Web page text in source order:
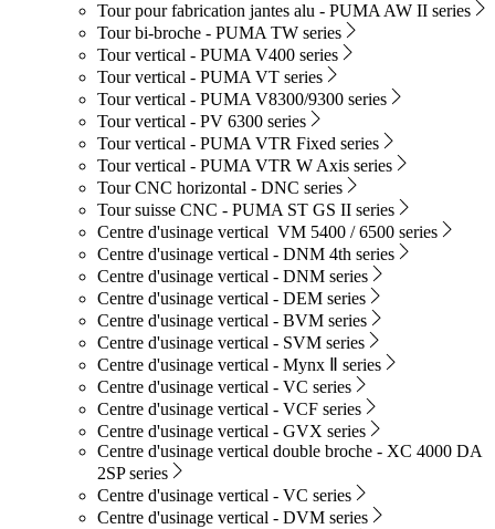
Tour pour fabrication jantes alu - PUMA AW II series
Tour bi-broche - PUMA TW series
Tour vertical - PUMA V400 series
Tour vertical - PUMA VT series
Tour vertical - PUMA V8300/9300 series
Tour vertical - PV 6300 series
Tour vertical - PUMA VTR Fixed series
Tour vertical - PUMA VTR W Axis series
Tour CNC horizontal - DNC series
Tour suisse CNC - PUMA ST GS II series
Centre d'usinage vertical VM 5400 / 6500 series
Centre d'usinage vertical - DNM 4th series
Centre d'usinage vertical - DNM series
Centre d'usinage vertical - DEM series
Centre d'usinage vertical - BVM series
Centre d'usinage vertical - SVM series
Centre d'usinage vertical - Mynx Ⅱ series
Centre d'usinage vertical - VC series
Centre d'usinage vertical - VCF series
Centre d'usinage vertical - GVX series
Centre d'usinage vertical double broche - XC 4000 DA
2SP series
Centre d'usinage vertical - VC series
Centre d'usinage vertical - DVM series